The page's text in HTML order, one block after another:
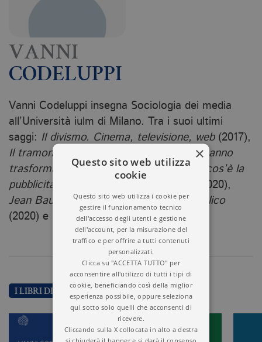
VANNI
CODELUPPI
Vanni Codeluppi insegna Sociologia dei media
all’Università iulm di Milano. Tra i suoi ultimi
saggi: Il divismo. Cinema, televisione, web(2017),
Il tramonto della realtà. Come i media stanno
trasformando le nostre vite(2018),Che cos’è la
pubblicità
(2020),
Jean Baudrillard. La seduzione del simbolico
(2020) e
Leggere la pubblicità (2021).
I LIBRI DI VANNI CODELUPPI
×
Questo sito web utilizza
cookie
Questo sito web utilizza i cookie per
gestire il funzionamento tecnico
dell'accesso degli utenti e gestione
dell'account, per la misurazione del
traffico e per offrire a tutti contenuti
personalizzati.
Clicca su "ACCETTA TUTTO" per
acconsentire all'utilizzo di tutti i tipi di
cookie, beneficiando così della miglior
esperienza possibile, oppure seleziona
qui sotto solo quelli che acconsenti di
ricevere.
Cliccando sulla X collocata in alto a destra
si chiuderà il banner e si darà il consenso